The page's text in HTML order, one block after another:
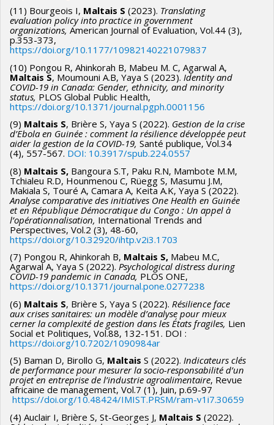
(11) Bourgeois I, Maltais S (2023). Translating
evaluation policy into practice in government
organizations, American Journal of Evaluation, Vol.44 (3),
p.353-373,
https://doi.org/10.1177/10982140221079837
(10) Pongou R, Ahinkorah B, Mabeu M. C, Agarwal A,
Maltais S, Moumouni A.B, Yaya S (2023). Identity and
COVID-19 in Canada: Gender, ethnicity, and minority
status, PLOS Global Public Health,
https://doi.org/10.1371/journal.pgph.0001156
(9) Maltais S, Brière S, Yaya S (2022). Gestion de la crise
d’Ebola en Guinée : comment la résilience développée peut
aider la gestion de la COVID-19, Santé publique, Vol.34
(4), 557-567. DOI: 10.3917/spub.224.0557
(8) Maltais S, Bangoura S.T, Paku R.N, Mambote M.M,
Tchialeu R.D, Hounmenou C, Rüegg S, Masumu J.M,
Makiala S, Touré A, Camara A, Keita A.K, Yaya S (2022).
Analyse comparative des initiatives One Health en Guinée
et en République Démocratique du Congo : Un appel à
l’opérationnalisation, International Trends and
Perspectives, Vol.2 (3), 48-60,
https://doi.org/10.32920/ihtp.v2i3.1703
(7) Pongou R, Ahinkorah B, Maltais S, Mabeu M.C,
Agarwal A, Yaya S (2022). Psychological distress during
COVID-19 pandemic in Canada, PLOS ONE,
https://doi.org/10.1371/journal.pone.0277238
(6) Maltais S, Brière S, Yaya S (2022). Résilience face
aux crises sanitaires: un modèle d’analyse pour mieux
cerner la complexité de gestion dans les États fragiles, Lien
Social et Politiques, Vol.88, 132-151. DOI :
https://doi.org/10.7202/1090984ar
(5) Baman D, Birollo G, Maltais S (2022). Indicateurs clés
de performance pour mesurer la socio-responsabilité d’un
projet en entreprise de l’industrie agroalimentaire, Revue
africaine de management, Vol.7 (1), Juin, p.69-97
https://doi.org/10.48424/IMIST.PRSM/ram-v1i7.30659
(4) Auclair I, Brière S, St-Georges J, Maltais S (2022).